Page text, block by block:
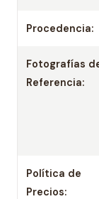
Procedencia:
Fotografías
Referencia:
Política de
Precios: